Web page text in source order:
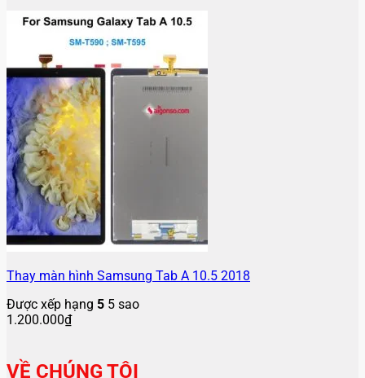
Thay màn hình Samsung Tab A 10.5 2018
Được xếp hạng 5 5 sao
1.200.000₫
VỀ CHÚNG TÔI